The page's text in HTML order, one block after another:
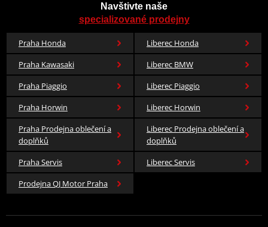
Navštivte naše
specializované prodejny
Praha Honda
Liberec Honda
Praha Kawasaki
Liberec BMW
Praha Piaggio
Liberec Piaggio
Praha Horwin
Liberec Horwin
Praha Prodejna oblečení a
doplňků
Liberec Prodejna oblečení a
doplňků
Praha Servis
Liberec Servis
Prodejna QJ Motor Praha